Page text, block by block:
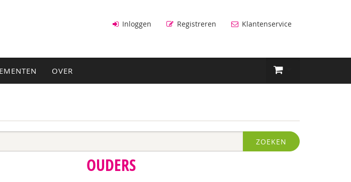
Inloggen Registreren Klantenservice
OVER
ZOEKEN
OUDERS